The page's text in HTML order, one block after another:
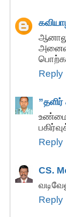
Reply
”தளிர்
Reply
CS.
Reply